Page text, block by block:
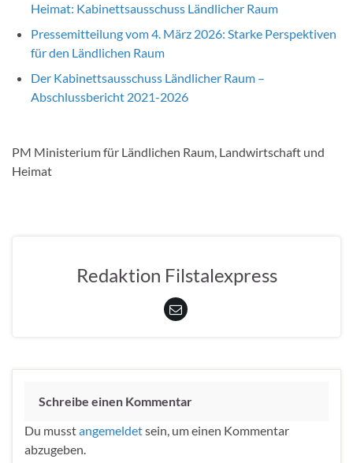
Heimat: Kabinettsausschuss Ländlicher Raum
Pressemitteilung vom 4. März 2026: Starke Perspektiven
für den Ländlichen Raum
Der Kabinettsausschuss Ländlicher Raum –
Abschlussbericht 2021-2026
PM Ministerium für Ländlichen Raum, Landwirtschaft und
Heimat
Redaktion Filstalexpress
Schreibe einen Kommentar
Du musstangemeldetsein, um einen Kommentar
abzugeben.